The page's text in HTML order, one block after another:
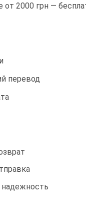
от 2000 грн —
перевод
надежность